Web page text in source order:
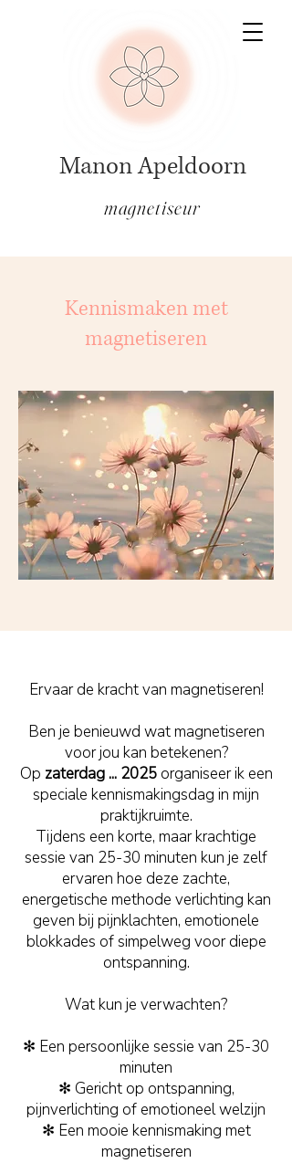
Manon Apeldoorn
magnetiseur
Kennismaken met
magnetiseren
Ervaar de kracht van magnetiseren!
Ben je benieuwd wat magnetiseren
voor jou kan betekenen?
Op zaterdag ... 2025organiseer ik een
speciale kennismakingsdag in mijn
praktijkruimte.
Tijdens een korte, maar krachtige
sessie van 25-30 minuten kun je zelf
ervaren hoe deze zachte,
energetische methode verlichting kan
geven bij pijnklachten, emotionele
blokkades of simpelweg voor diepe
ontspanning.
Wat kun je verwachten?
✻ Een persoonlijke sessie van 25-30
minuten
✻ Gericht op ontspanning,
pijnverlichting of emotioneel welzijn
✻ Een mooie kennismaking met
magnetiseren